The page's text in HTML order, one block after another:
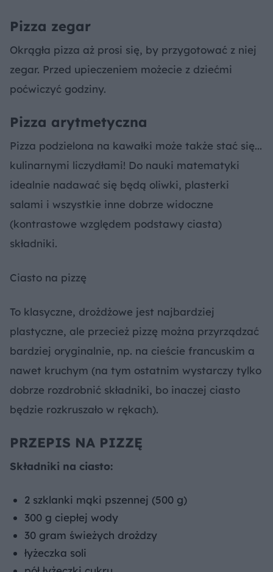
Pizza zegar
Okrągła pizza aż prosi się, by przygotować z niej
zegar. Przed upieczeniem możecie z dziećmi
poćwiczyć godziny.
Pizza arytmetyczna
Pizza podzielona na kawałki może także stać się...
kulinarnymi liczydłami! Do nauki matematyki
idealnie nadawać się będą oliwki, plasterki
salami i wszystkie inne dobrze widoczne
(kontrastowe względem podstawy ciasta)
składniki.
Ciasto na pizzę
To klasyczne, drożdżowe jest najbardziej
plastyczne, ale przecież pizzę można przyrządzać
bardziej oryginalnie, np. na cieście francuskim a
nawet kruchym (na tym ostatnim wystarczy tylko
dobrze rozdrobnić składniki, bo inaczej ciasto
będzie rozkruszało w rękach).
PRZEPIS NA PIZZĘ
Składniki na ciasto:
2 szklanki mąki pszennej (500 g)
300 g ciepłej wody
30 gram świeżych drożdzy
łyżeczka soli